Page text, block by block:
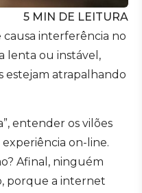
5 MIN DE LEITURA
interferência no
lenta ou instável,
estejam atrapalhando
entender os vilões
on-line.
Afinal, ninguém
porque a internet